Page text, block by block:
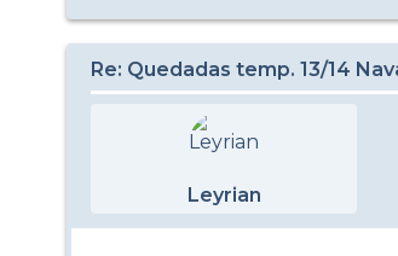
Re: Quedadas temp. 13/14
Leyrian